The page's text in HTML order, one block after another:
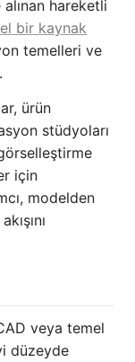
hareketli
bir kaynak
temelleri ve
ürün
stüdyoları
için
modelden
veya temel
düzeyde